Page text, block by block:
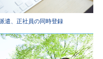
遣、正社員の同時登録